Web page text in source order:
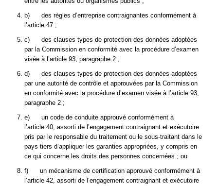
b) des règles d’entreprise contraignantes conformément à
l’article 47 ;
c) des clauses types de protection des données adoptées
par la Commission en conformité avec la procédure d’examen
visée à l’article 93, paragraphe 2 ;
d) des clauses types de protection des données adoptées
par une autorité de contrôle et approuvées par la Commission
en conformité avec la procédure d’examen visée à l’article 93,
paragraphe 2 ;
e) un code de conduite approuvé conformément à
l’article 40, assorti de l’engagement contraignant et exécutoire
pris par le responsable du traitement ou le sous-traitant dans le
pays tiers d’appliquer les garanties appropriées, y compris en
ce qui concerne les droits des personnes concernées ; ou
f) un mécanisme de certification approuvé conformément à
l’article 42, assorti de l’engagement contraignant et exécutoire